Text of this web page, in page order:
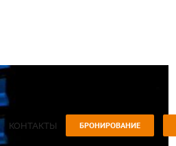
КОНТАКТЫ БРОНИРОВАНИЕ